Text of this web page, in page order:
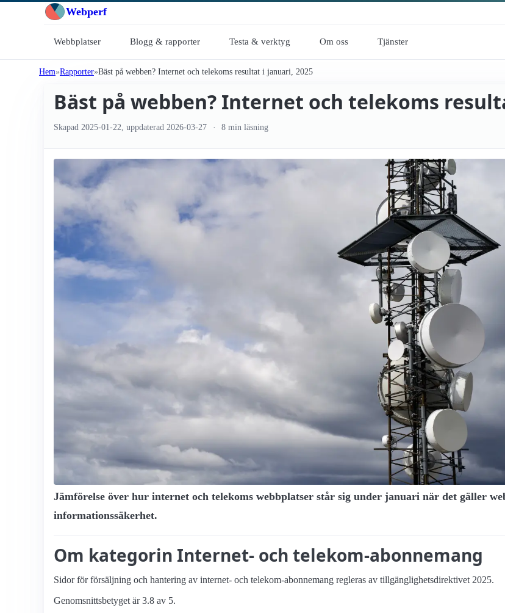
Webperf
Webbplatser Blogg & rapporter Testa & verktyg Om oss Tjänster
Hem Rapporter Bäst på webben? Internet och telekoms resultat i januari, 2025
Bäst på webben? Internet och telekoms
Skapad 2025-01-22 , uppdaterad 2026-03-27 8 min läsning
Jämförelse över hur internet och telekoms webbplatser står sig under januari när det gäller
informationssäkerhet.
Om kategorin Internet- och telekom-abonnemang
Sidor för försäljning och hantering av internet- och telekom-abonnemang regleras av tillgänglighetsdirektivet 2025.
Genomsnittsbetyget är 3.8 av 5.